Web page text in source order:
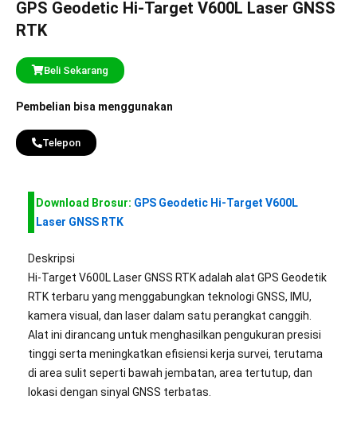
GPS Geodetic Hi-Target V600L Laser GNSS
RTK
Beli Sekarang
Pembelian bisa menggunakan
Telepon
Download Brosur: GPS Geodetic Hi-Target V600L
Laser GNSS RTK
Deskripsi
Hi-Target V600L Laser GNSS RTK adalah alat GPS Geodetik
RTK terbaru yang menggabungkan teknologi GNSS, IMU,
kamera visual, dan laser dalam satu perangkat canggih.
Alat ini dirancang untuk menghasilkan pengukuran presisi
tinggi serta meningkatkan efisiensi kerja survei, terutama
di area sulit seperti bawah jembatan, area tertutup, dan
lokasi dengan sinyal GNSS terbatas.